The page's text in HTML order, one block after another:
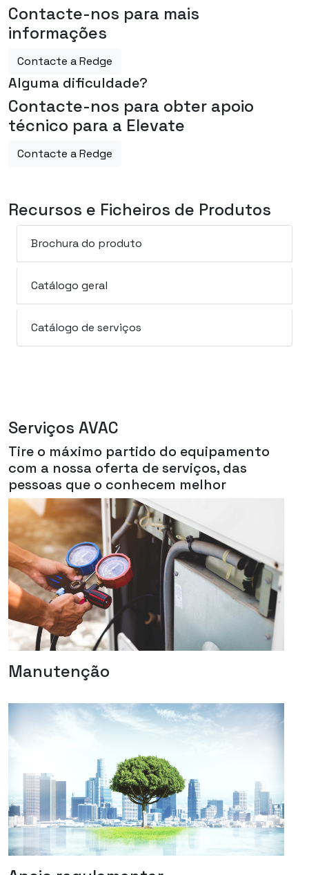
Contacte-nos para mais
informações
Contacte a Redge
Alguma dificuldade?
Contacte-nos para obter apoio
técnico para a Elevate
Contacte a Redge
Recursos e Ficheiros de Produtos
Brochura do produto
Catálogo geral
Catálogo de serviços
Serviços AVAC
Tire o máximo partido do equipamento
com a nossa oferta de serviços, das
pessoas que o conhecem melhor
Manutenção